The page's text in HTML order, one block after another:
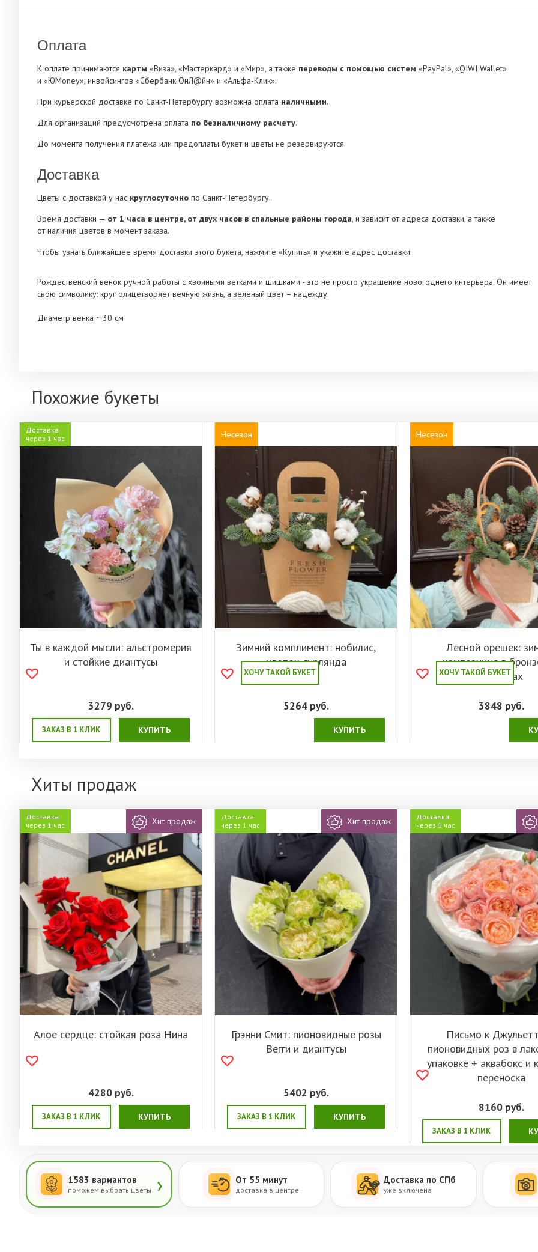
Оплата
К оплате принимаются карты «Виза», «Мастеркард» и «Мир», а также переводы с помощью систем «PayPal», «QIWI Wallet»
и «ЮMoney», инвойсингов «Сбербанк ОнЛ@йн» и «Альфа-Клик».
При курьерской доставке по Санкт-Петербургу возможна оплата наличными.
Для организаций предусмотрена оплата по безналичному расчету.
До момента получения платежа или предоплаты букет и цветы не резервируются.
Доставка
Цветы с доставкой у нас круглосуточно по Санкт-Петербургу.
Время доставки — от 1 часа в центре, от двух часов в спальные районы города, и зависит от адреса доставки, а также
от наличия цветов в момент заказа.
Чтобы узнать ближайшее время доставки этого букета, нажмите «Купить» и укажите адрес доставки.
Рождественский венок ручной работы с хвоиными ветками и шишками - это не просто украшение новогоднего интерьера. Он имеет
свою символику: круг олицетворяет вечную жизнь, а зеленый цвет – надежду.
Диаметр венка ~ 30 см
Похожие букеты
Доставка
через 1 час
Ты в каждой мысли: альстромерия
и стойкие диантусы
3279 руб.
ЗАКАЗ В 1 КЛИК КУПИТЬ
Несезон
Зимний комплимент: нобилис,
хлопок, гирлянда
5264руб.
ХОЧУ ТАКОЙ БУКЕТ
КУПИТЬ
Несезон
Лесной орешек:
композиция в
оттенках
3848 руб.
ХОЧУ ТАКОЙ БУКЕТ
Хиты продаж
Доставка
через 1 час
Хит продаж
Алое сердце: стойкая роза Нина
4280руб.
ЗАКАЗ В 1 КЛИК КУПИТЬ
Доставка
через 1 час
Хит продаж
Грэнни Смит: пионовидные розы
Вегги и диантусы
5402 руб.
ЗАКАЗ В 1 КЛИК КУПИТЬ
Доставка
через 1 час
Письмо к
пионовидных роз в
упаковке + аквабокс и
переноска
8160руб.
ЗАКАЗ В 1 КЛИК
1583 вариантов
поможем выбрать цветы › От 55 минут
доставка в центре
Доставка по СПб
уже включена